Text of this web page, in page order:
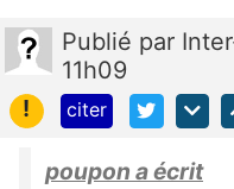
Publié par
11h09
!
citer
poupon a écrit